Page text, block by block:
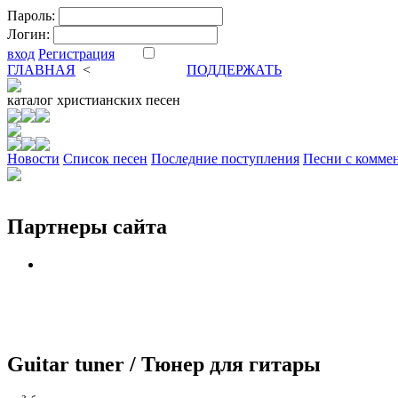
Пароль:
Логин:
вход Регистрация
ГЛАВНАЯ <
ПОДДЕРЖАТЬ
каталог христианских песен
Новости Cписок песен Последние поступления Песни с
Партнеры сайта
Guitar tuner / Тюнер для гитары